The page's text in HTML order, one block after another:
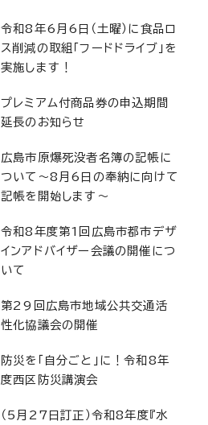
令和8年6月6日（土曜）に食品ロ
ス削減の取組「フードドライブ」を
実施します！
プレミアム付商品券の申込期間
延長のお知らせ
広島市原爆死没者名簿の記帳に
ついて～8月6日の奉納に向けて
記帳を開始します～
令和8年度第1回広島市都市デザ
インアドバイザー会議の開催につ
いて
第29回広島市地域公共交通活
性化協議会の開催
防災を「自分ごと」に！令和8年
度西区防災講演会
（5月27日訂正）令和8年度『水